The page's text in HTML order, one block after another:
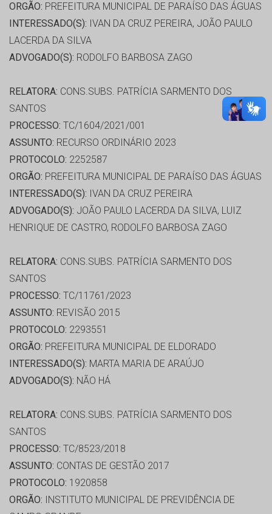
ORGÃO: PREFEITURA MUNICIPAL DE PARAÍSO DAS ÁGUAS
INTERESSADO(S): IVAN DA CRUZ PEREIRA, JOÃO PAULO
LACERDA DA SILVA
ADVOGADO(S): RODOLFO BARBOSA ZAGO
RELATORA: CONS.SUBS. PATRÍCIA SARMENTO DOS
SANTOS
PROCESSO: TC/1604/2021/001
ASSUNTO: RECURSO ORDINÁRIO 2023
PROTOCOLO: 2252587
ORGÃO: PREFEITURA MUNICIPAL DE PARAÍSO DAS ÁGUAS
INTERESSADO(S): IVAN DA CRUZ PEREIRA
ADVOGADO(S): JOÃO PAULO LACERDA DA SILVA, LUIZ
HENRIQUE DE CASTRO, RODOLFO BARBOSA ZAGO
RELATORA: CONS.SUBS. PATRÍCIA SARMENTO DOS
SANTOS
PROCESSO: TC/11761/2023
ASSUNTO: REVISÃO 2015
PROTOCOLO: 2293551
ORGÃO: PREFEITURA MUNICIPAL DE ELDORADO
INTERESSADO(S): MARTA MARIA DE ARAÚJO
ADVOGADO(S): NÃO HÁ
RELATORA: CONS.SUBS. PATRÍCIA SARMENTO DOS
SANTOS
PROCESSO: TC/8523/2018
ASSUNTO: CONTAS DE GESTÃO 2017
PROTOCOLO: 1920858
ORGÃO: INSTITUTO MUNICIPAL DE PREVIDÊNCIA DE